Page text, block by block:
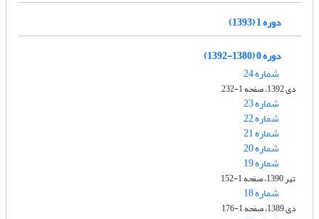
دوره 1 (1393)
دوره 0 (1380-1392)
شماره 24
دی 1392، صفحه 1-232
شماره 23
شماره 22
شماره 21
شماره 20
شماره 19
تیر 1390، صفحه 1-152
شماره 18
دی 1389، صفحه 1-176